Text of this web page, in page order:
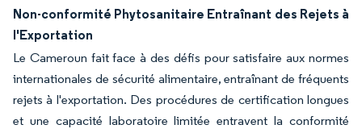
Non-conformité Phytosanitaire Entraînant des Rejets à
l'Exportation
Le Cameroun fait face à des défis pour satisfaire aux normes
internationales de sécurité alimentaire, entraînant de fréquents
rejets à l'exportation. Des procédures de certification longues
et une capacité laboratoire limitée entravent la conformité